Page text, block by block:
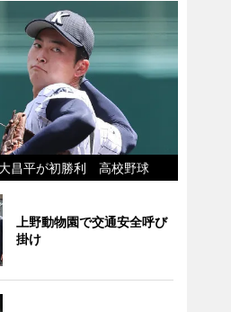
昌平が初勝利 高校野球
上野動物園で交通安全呼び
掛け